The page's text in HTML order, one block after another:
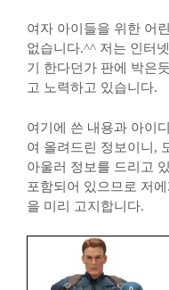
여자 아이들을 위한 어
없습니다.^^ 저는 인터
기 한다던가 판에 박은
고 노력하고 있습니다.
여기에 쓴 내용과 아이
여 올려드린 정보이니,
아울러 정보를 드리고
포함되어 있으므로 저
을 미리 고지합니다.